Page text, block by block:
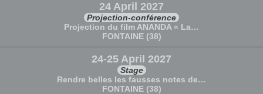
24 April 2027
Projection-conférence
Projection du film ANANDA « La…
FONTAINE (38)
24-25 April 2027
Stage
Rendre belles les fausses notes de…
FONTAINE (38)